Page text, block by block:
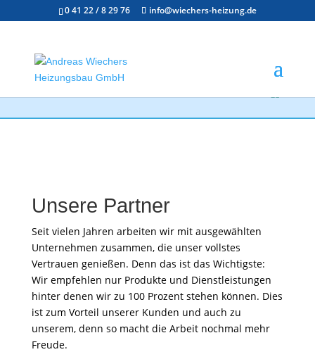
0 41 22 / 8 29 76 info@wiechers-heizung.de
Unsere Partner
Seit vielen Jahren arbeiten wir mit ausgewählten
Unternehmen zusammen, die unser vollstes
Vertrauen genießen. Denn das ist das Wichtigste:
Wir empfehlen nur Produkte und Dienstleistungen
hinter denen wir zu 100 Prozent stehen können. Dies
ist zum Vorteil unserer Kunden und auch zu
unserem, denn so macht die Arbeit nochmal mehr
Freude.